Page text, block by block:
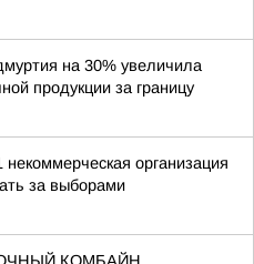
на 30% увеличила
продукции за границу
организация
за выборами
КОМБАЙН